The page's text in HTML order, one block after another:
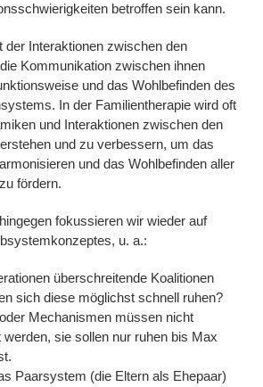
betroffen sein kann.
der Interaktionen zwischen den
Kommunikation zwischen ihnen
und das Wohlbefinden des
In der Familientherapie wird oft
und Interaktionen zwischen den
und zu verbessern, um das
und das Wohlbefinden aller
fördern.
fokussieren wir wieder auf
u. a.:
überschreitende Koalitionen
sich diese möglichst schnell ruhen?
Mechanismen müssen nicht
werden, sie sollen nur ruhen bis Max
Paarsystem (die Eltern als Ehepaar)